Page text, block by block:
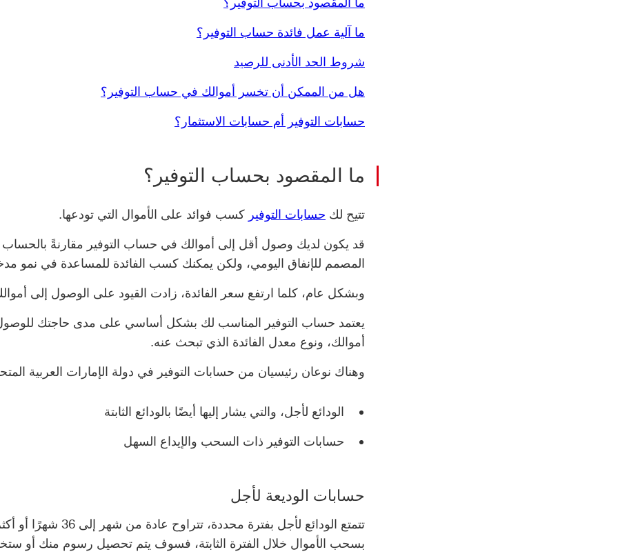
ما آلية عمل فائدة حساب التوفير؟
شروط الحد الأدنى للرصيد
هل من الممكن أن تخسر أموالك في حساب التوفير؟
حسابات التوفير أم حسابات الاستثمار؟
ما المقصود بحساب التوفير؟
تتيح لك حسابات التوفير كسب فوائد على الأموال التي تودعها.
قد يكون لديك وصول أقل إلى أموالك في حساب التوفير مقارنةً بالحساب
المصمم للإنفاق اليومي، ولكن يمكنك كسب الفائدة للمساعدة في نمو
وبشكل عام، كلما ارتفع سعر الفائدة، زادت القيود على الوصول إلى
يعتمد حساب التوفير المناسب لك بشكل أساسي على مدى حاجتك
أموالك، ونوع معدل الفائدة الذي تبحث عنه.
وهناك نوعان رئيسيان من حسابات التوفير في دولة الإمارات العربية
الودائع لأجل، والتي يشار إليها أيضًا بالودائع الثابتة
حسابات التوفير ذات السحب والإيداع السهل
حسابات الوديعة لأجل
تتمتع الودائع لأجل بفترة محددة،
بسحب الأموال خلال الفترة الثابتة، فسوف يتم تحصيل رسوم منك أو